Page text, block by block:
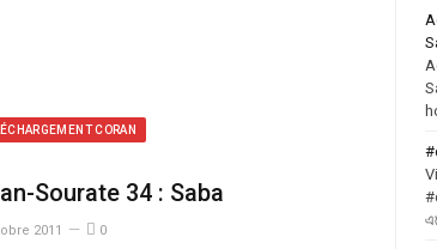
CORAN
Sourate 34 : Saba
2011 0